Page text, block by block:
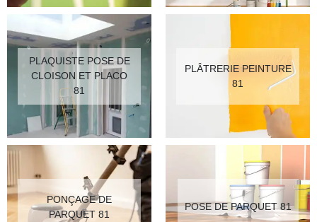
PLAQUISTE POSE DE
CLOISON ET PLACO
81
PLÂTRERIE PEINTURE
81
PONÇAGE DE
PARQUET 81
POSE DE PARQUET 81